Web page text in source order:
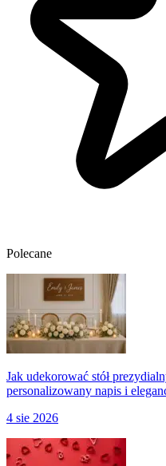
Polecane
Jak udekorować stół
personalizowany napis i
4 sie 2026